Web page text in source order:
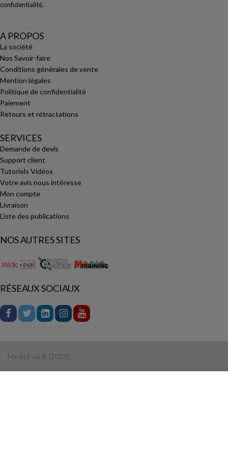
confidentialité.
A PROPOS
La société
Nos Savoir-faire
Conditions générales de vente
Mention légales
Politique de confidentialité
Paiement
Retours et rétractations
SERVICES
Demande de devis
Support client
Tutoriels Vidéos
Votre avis nous intéresse
Mon compte
Livraison
Liste des publications
NOS AUTRES SITES
RÉSEAUX SOCIAUX
MedicEval © [2023]